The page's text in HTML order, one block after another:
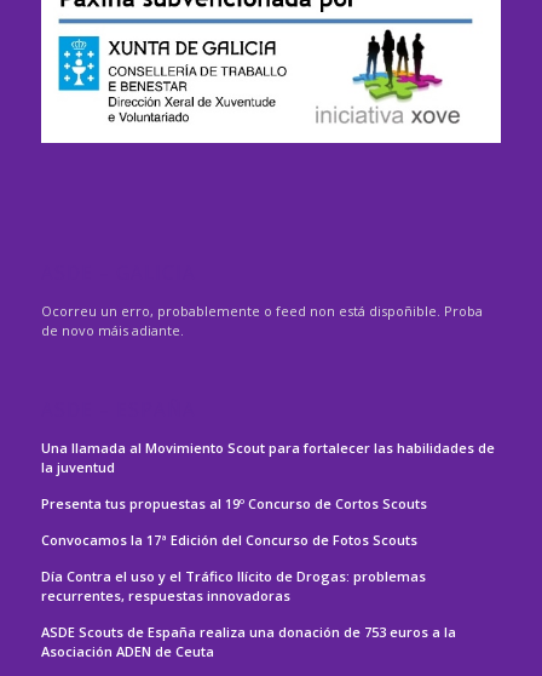
Ocorreu un erro, probablemente o feed non está dispoñible. Proba
de novo máis adiante.
Una llamada al Movimiento Scout para fortalecer las habilidades de
la juventud
Presenta tus propuestas al 19º Concurso de Cortos Scouts
Convocamos la 17ª Edición del Concurso de Fotos Scouts
Día Contra el uso y el Tráfico Ilícito de Drogas: problemas
recurrentes, respuestas innovadoras
ASDE Scouts de España realiza una donación de 753 euros a la
Asociación ADEN de Ceuta